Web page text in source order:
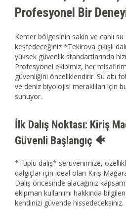
Profesyonel Bir
Kemer bölgesinin sakin ve canlı
keşfedeceğiniz *Tekirova çıkışlı
yüksek güvenlik standartlarında
Profesyonel ekibimiz, her
güvenliğini önceliklendirir. Su altı
ve deniz biyolojisi meraklıları için
sunuyor.
İlk Dalış Noktası: Kiriş
Güvenli Başlangıç 🐠
*Tüplü dalış* serüvenimize,
dalgıçlar için ideal olan Kiriş
Dalış öncesinde alacağınız
ekipman kullanımı hakkında
kendinizi güvende